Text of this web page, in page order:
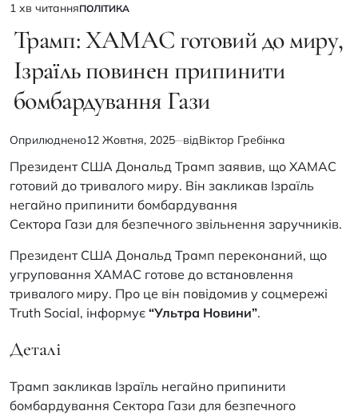
Орієнтовний
час
читання
1 хв читанняОПУБЛІКУВАТИ
ПОЛІТИКА
Трамп: ХАМАС готовий до миру,
Ізраїль повинен припинити
бомбардування Гази
Оприлюднено12 Жовтня, 2025 відВіктор Гребінка
Президент США Дональд Трамп заявив, що ХАМАС
готовий до тривалого миру. Він закликав Ізраїль
негайно припинити бомбардування
Сектора Гази для безпечного звільнення заручників.
Президент США Дональд Трамп переконаний, що
угруповання ХАМАС готове до встановлення
тривалого миру. Про це він повідомив у соцмережі
Truth Social, інформує “Ультра Новини”.
Деталі
Трамп закликав Ізраїль негайно припинити
бомбардування Сектора Гази для безпечного